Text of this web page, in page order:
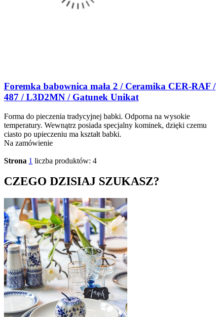
Foremka babownica mała 2 / Ceramika CER-RAF /
487 / L3D2MN / Gatunek Unikat
Forma do pieczenia tradycyjnej babki. Odporna na wysokie
temperatury. Wewnątrz posiada specjalny kominek, dzięki czemu
ciasto po upieczeniu ma kształt babki.
Na zamówienie
Strona 1 liczba produktów: 4
CZEGO DZISIAJ SZUKASZ?